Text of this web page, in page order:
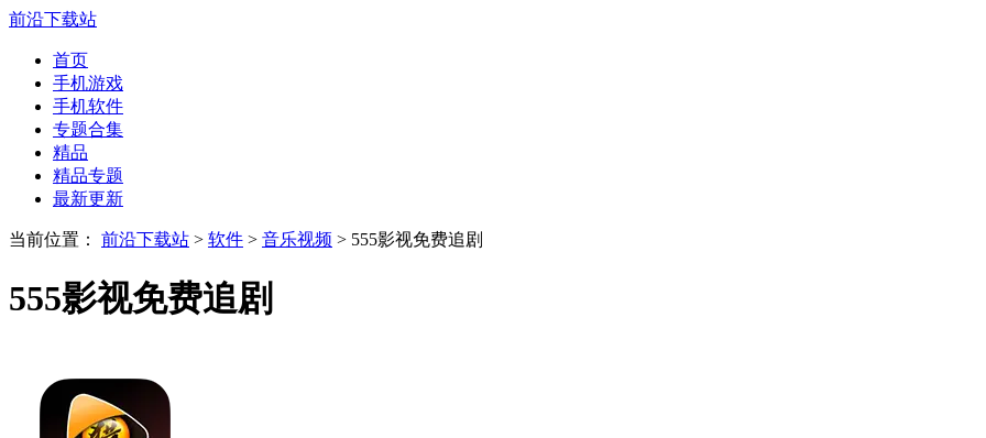
前沿下载站
首页
手机游戏
手机软件
专题合集
精品
精品专题
最新更新
当前位置： 前沿下载站 > 软件 > 音乐视频 > 555影视免费追剧
555影视免费追剧